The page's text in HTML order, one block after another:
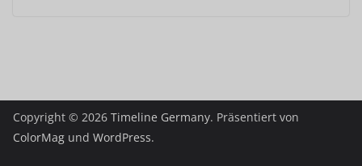
Copyright © 2026 Timeline Germany. Präsentiert von
ColorMag und WordPress.